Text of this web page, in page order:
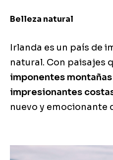
Belleza natural
Irlanda es un país de
natural. Con paisajes
imponentes
impresionantes
nuevo y emocionante